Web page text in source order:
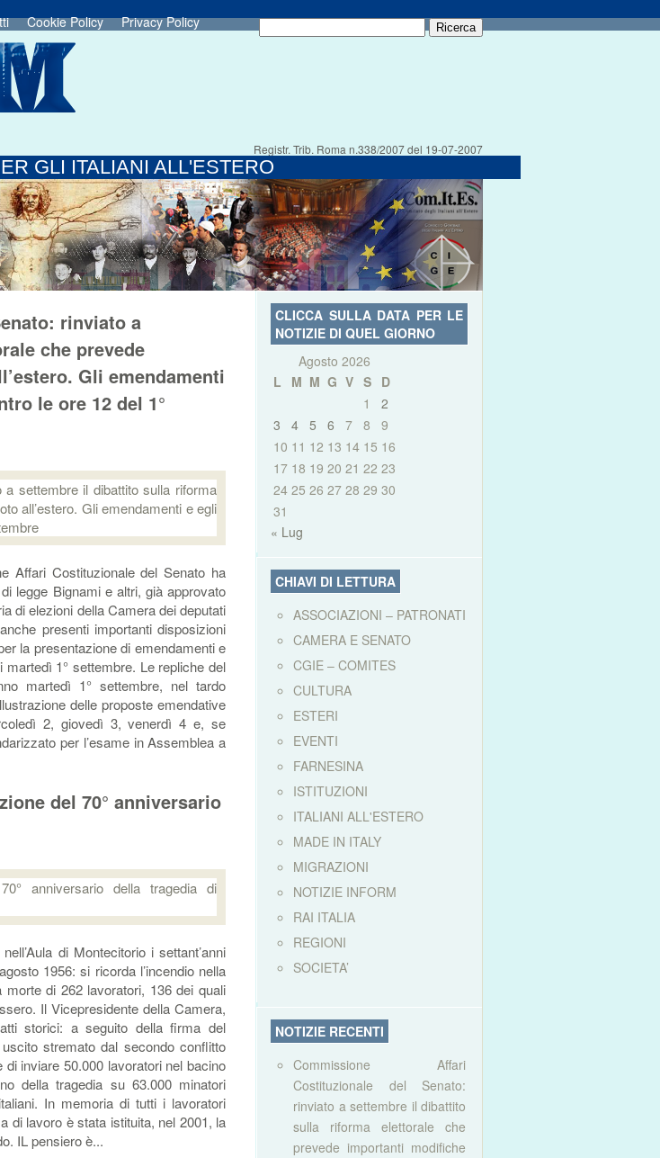
Cookie Policy Privacy Policy
Registr. Trib. Roma n.338/2007 del 19-07-2007
GLI ITALIANI ALL'ESTERO
rinviato a
che prevede
Gli emendamenti
le ore 12 del 1°
Affari Costituzionale del Senato ha
legge Bignami e altri, già approvato
di elezioni della Camera dei deputati
presenti importanti disposizioni
la presentazione di emendamenti e
1° settembre. Le repliche del
martedì 1° settembre, nel tardo
delle proposte emendative
2, giovedì 3, venerdì 4 e, se
per l’esame in Assemblea a
del 70° anniversario
di Montecitorio i settant’anni
1956: si ricorda l’incendio nella
di 262 lavoratori, 136 dei quali
Il Vicepresidente della Camera,
storici: a seguito della firma del
stremato dal secondo conflitto
inviare 50.000 lavoratori nel bacino
della tragedia su 63.000 minatori
In memoria di tutti i lavoratori
di lavoro è stata istituita, nel 2001, la
IL pensiero è...
CLICCA SULLA DATA PER LE
NOTIZIE DI QUEL GIORNO
Agosto 2026
L
M M G V S D
1
2
3
4 5 6 7 8
9
10 11 12 13 14 15 16
17 18 19 20 21 22 23
24 25 26 27 28 29 30
31
« Lug
CHIAVI DI LETTURA
ASSOCIAZIONI – PATRONATI
CAMERA E SENATO
CGIE – COMITES
CULTURA
ESTERI
EVENTI
FARNESINA
ISTITUZIONI
ITALIANI ALL'ESTERO
MADE IN ITALY
MIGRAZIONI
NOTIZIE INFORM
RAI ITALIA
REGIONI
SOCIETA’
NOTIZIE RECENTI
Commissione Affari
Costituzionale del Senato:
rinviato a settembre il dibattito
sulla riforma elettorale che
prevede importanti modifiche